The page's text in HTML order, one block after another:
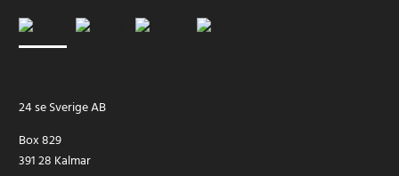
24 se Sverige AB
Box 829
391 28 Kalmar